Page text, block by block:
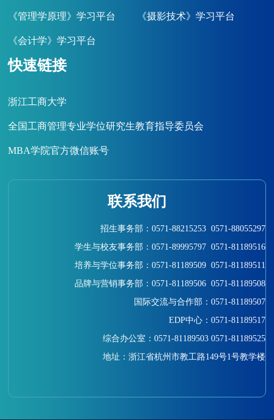
《管理学原理》学习平台 《摄影技术》学习平台
《会计学》学习平台
快速链接
浙江工商大学
全国工商管理专业学位研究生教育指导委员会
MBA学院官方微信账号
联系我们
招生事务部：0571-88215253 0571-88055297
学生与校友事务部：0571-89995797 0571-81189516
培养与学位事务部：0571-81189509 0571-81189511
品牌与营销事务部： 0571-81189506 0571-81189508
国际交流与合作部：0571-81189507
EDP中心：0571-81189517
综合办公室 ： 0571-81189503 0571-81189525
地址：浙江省杭州市教工路149号1号教学楼